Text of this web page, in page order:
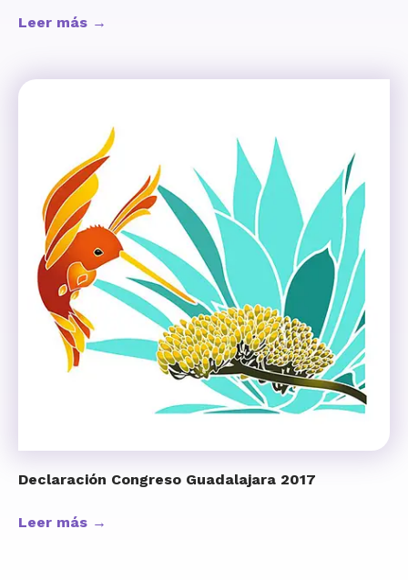
Leer más →
Declaración Congreso Guadalajara 2017
Leer más →